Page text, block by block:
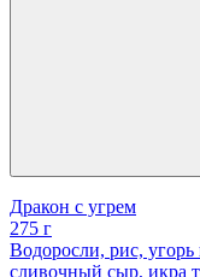
Дракон с угрем
275 г
Водоросли, рис,
сливочный сыр, икра